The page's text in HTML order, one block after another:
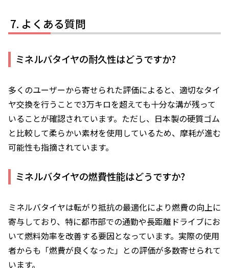
よくある質問
ミネルバタイヤの耐久性はどうですか?
多くのユーザーから寄せられた評価によると、適切なタイ
ヤ交換を行うことで3万キロを超えても十分な溝が残って
いることが確認されています。ただし、日本製の硬質ゴム
と比較して柔らかい素材を使用しているため、摩耗が進む
可能性も指摘されています。
ミネルバタイヤの燃費性能はどうですか?
ミネルバタイヤは転がり抵抗の最適化により燃費の向上に
寄与しており、特に都市部での通勤や長距離ドライブにお
いて燃料効率を改善する要因となっています。実際の使用
者からも「燃費が良くなった」との評価が多数寄せられて
います。